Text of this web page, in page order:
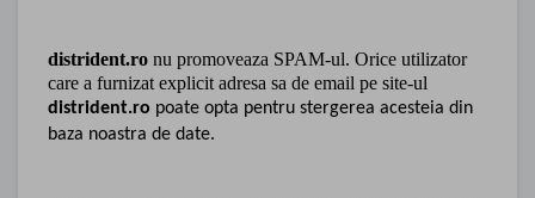
distrident.ro nu promoveaza SPAM-ul. Orice utilizator
care a furnizat explicit adresa sa de email pe site-ul
distrident.ro poate opta pentru stergerea acesteia din
baza noastra de date.